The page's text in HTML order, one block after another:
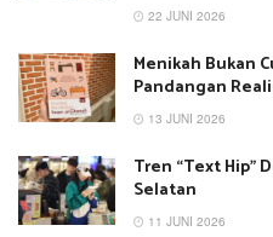
22 JUNI 2026
Menikah Bukan
Pandangan
13 JUNI 2026
Tren “Text Hip”
Selatan
11 JUNI 2026